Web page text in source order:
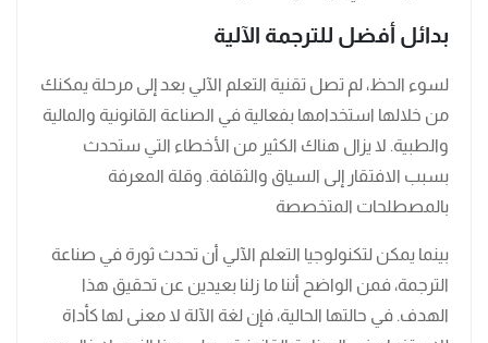
بدائل أفضل للترجمة الآلية
لسوء الحظ، لم تصل تقنية التعلم الآلي بعد إلى مرحلة يمكنك
من خلالها استخدامها بفعالية في الصناعة القانونية والمالية
والطبية. لا يزال هناك الكثير من الأخطاء التي ستحدث
بسبب الافتقار إلى السياق والثقافة. وقلة المعرفة
بالمصطلحات المتخصصة
بينما يمكن لتكنولوجيا التعلم الآلي أن تحدث ثورة في صناعة
الترجمة، فمن الواضح أننا ما زلنا بعيدين عن تحقيق هذا
الهدف. في حالتها الحالية، فإن لغة الآلة لا معنى لها كأداة